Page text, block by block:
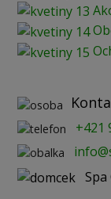
+421
Spa